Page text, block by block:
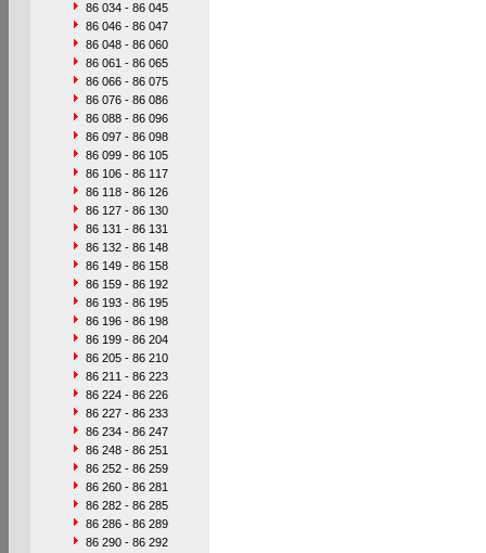
86 034 - 86 045
86 046 - 86 047
86 048 - 86 060
86 061 - 86 065
86 066 - 86 075
86 076 - 86 086
86 088 - 86 096
86 097 - 86 098
86 099 - 86 105
86 106 - 86 117
86 118 - 86 126
86 127 - 86 130
86 131 - 86 131
86 132 - 86 148
86 149 - 86 158
86 159 - 86 192
86 193 - 86 195
86 196 - 86 198
86 199 - 86 204
86 205 - 86 210
86 211 - 86 223
86 224 - 86 226
86 227 - 86 233
86 234 - 86 247
86 248 - 86 251
86 252 - 86 259
86 260 - 86 281
86 282 - 86 285
86 286 - 86 289
86 290 - 86 292